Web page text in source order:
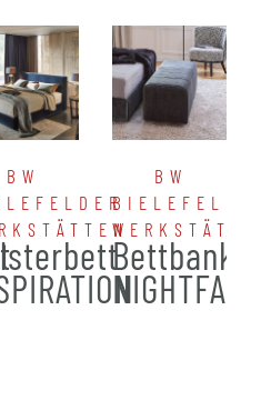
BW
BW
BIELEFELDER
Bettbank
NIGHTFALL